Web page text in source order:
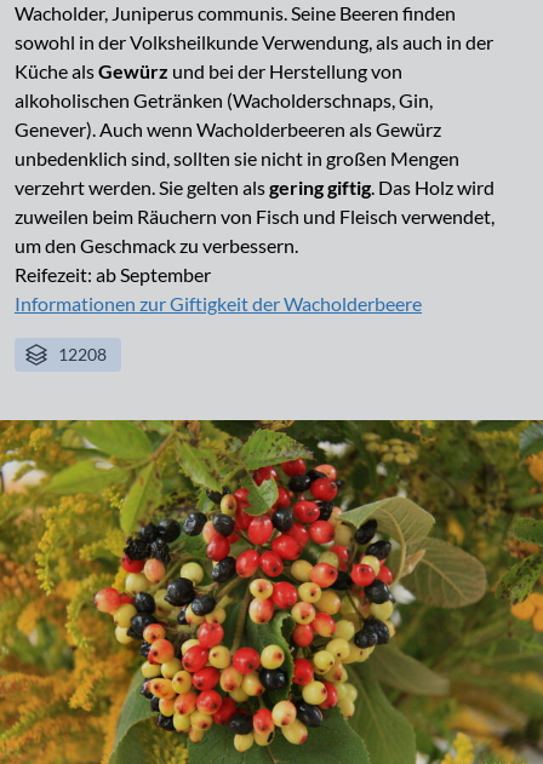
Wacholder, Juniperus communis. Seine Beeren finden
sowohl in der Volksheilkunde Verwendung, als auch in der
Küche alsGewürz und bei der Herstellung von
alkoholischen Getränken (Wacholderschnaps, Gin,
Genever). Auch wenn Wacholderbeeren als Gewürz
unbedenklich sind, sollten sie nicht in großen Mengen
verzehrt werden. Sie gelten alsgering giftig. Das Holz wird
zuweilen beim Räuchern von Fisch und Fleisch verwendet,
um den Geschmack zu verbessern.
Reifezeit: ab September
Informationen zur Giftigkeit der Wacholderbeere
12208